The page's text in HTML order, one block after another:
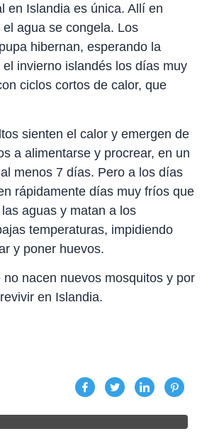
en Islandia es única. Allí en
agua se congela. Los
hibernan, esperando la
invierno islandés los días muy
ciclos cortos de calor, que
sienten el calor y emergen de
a alimentarse y procrear, en un
menos 7 días. Pero a los días
rápidamente días muy fríos que
aguas y matan a los
temperaturas, impidiendo
y poner huevos.
nacen nuevos mosquitos y por
en Islandia.